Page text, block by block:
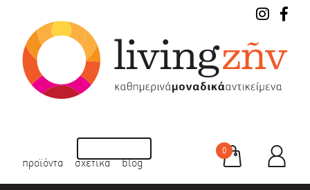
προϊόντα σχετικά blog
0